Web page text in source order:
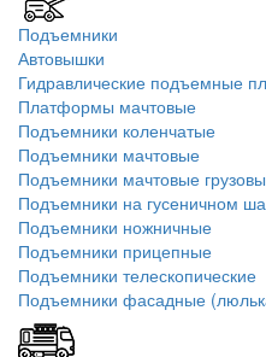
Подъемники
Автовышки
Гидравлические подъемные
Платформы мачтовые
Подъемники коленчатые
Подъемники мачтовые
Подъемники мачтовые
Подъемники на гусеничном
Подъемники ножничные
Подъемники прицепные
Подъемники телескопические
Подъемники фасадные